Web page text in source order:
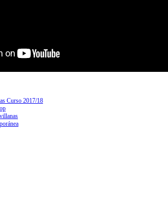
Curso 2017/18